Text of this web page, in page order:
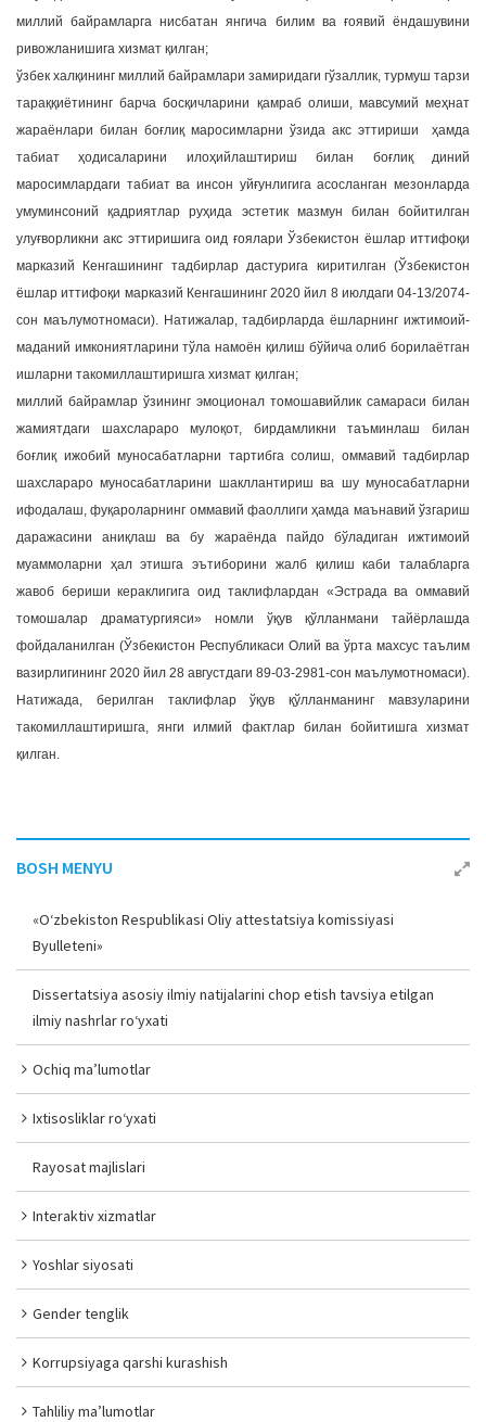
миллий байрамларга нисбатан янгича билим ва ғоявий ёндашувини
ривожланишига хизмат қилган;
ўзбек халқининг миллий байрамлари замиридаги гўзаллик, турмуш тарзи
тараққиётининг барча босқичларини қамраб олиши, мавсумий меҳнат
жараёнлари билан боғлиқ маросимларни ўзида акс эттириши ҳамда
табиат ҳодисаларини илоҳийлаштириш билан боғлиқ диний
маросимлардаги табиат ва инсон уйғунлигига асосланган мезонларда
умуминсоний қадриятлар руҳида эстетик мазмун билан бойитилган
улуғворликни акс эттиришига оид ғоялари Ўзбекистон ёшлар иттифоқи
марказий Кенгашининг тадбирлар дастурига киритилган (Ўзбекистон
ёшлар иттифоқи марказий Кенгашининг 2020 йил 8 июлдаги 04-13/2074-
сон маълумотномаси). Натижалар, тадбирларда ёшларнинг ижтимоий-
маданий имкониятларини тўла намоён қилиш бўйича олиб борилаётган
ишларни такомиллаштиришга хизмат қилган;
миллий байрамлар ўзининг эмоционал томошавийлик самараси билан
жамиятдаги шахслараро мулоқот, бирдамликни таъминлаш билан
боғлиқ ижобий муносабатларни тартибга солиш, оммавий тадбирлар
шахслараро муносабатларини шакллантириш ва шу муносабатларни
ифодалаш, фуқароларнинг оммавий фаоллиги ҳамда маънавий ўзгариш
даражасини аниқлаш ва бу жараёнда пайдо бўладиган ижтимоий
муаммоларни ҳал этишга эътиборини жалб қилиш каби талабларга
жавоб бериши кераклигига оид таклифлардан «Эстрада ва оммавий
томошалар драматургияси» номли ўқув қўлланмани тайёрлашда
фойдаланилган (Ўзбекистон Республикаси Олий ва ўрта махсус таълим
вазирлигининг 2020 йил 28 августдаги 89-03-2981-сон маълумотномаси).
Натижада, берилган таклифлар ўқув қўлланманинг мавзуларини
такомиллаштиришга, янги илмий фактлар билан бойитишга хизмат
қилган.
BOSH MENYU
«O‘zbekiston Respublikasi Oliy attestatsiya komissiyasi
Byulleteni»
Dissertatsiya asosiy ilmiy natijalarini chop etish tavsiya etilgan
ilmiy nashrlar ro‘yxati
Ochiq ma’lumotlar
Ixtisosliklar ro‘yxati
Rayosat majlislari
Interaktiv xizmatlar
Yoshlar siyosati
Gender tenglik
Korrupsiyaga qarshi kurashish
Tahliliy ma’lumotlar